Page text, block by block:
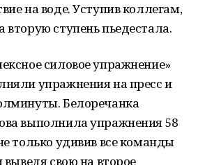
на воде. Уступив коллегам,
ступень пьедестала.
силовое упражнение»
упражнения на пресс и
Белоречанка
выполнила упражнения 58
только удивив все команды
свою на второе